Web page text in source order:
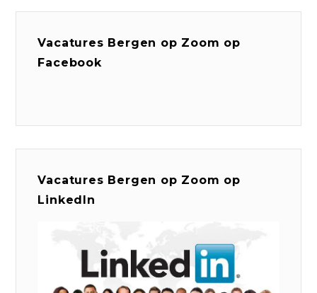
Vacatures Bergen op Zoom op
Facebook
Vacatures Bergen op Zoom op
LinkedIn